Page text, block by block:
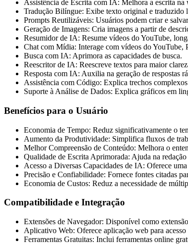
Assistência de Escrita com IA: Melhora a escrita na
Tradução Bilíngue: Exibe texto original e traduzido
Prompts Reutilizáveis: Usuários podem criar e
Geração de Imagens: Cria imagens a partir de
Resumidor de IA: Resume vídeos do YouTube,
Chat com Mídia: Interage com vídeos do YouTube,
Busca com IA: Aprimora as capacidades de busca.
Reescritor de IA: Reescreve textos para maior
Resposta com IA: Auxilia na geração de respostas
Assistência com Código: Explica trechos
Suporte à Análise de Dados: Explica gráficos em
Benefícios para o Usuário
Economia de Tempo: Reduz significativamente o
Aumento da Produtividade: Simplifica fluxos de
Melhor Compreensão de Conteúdo: Melhora o
Qualidade de Escrita Aprimorada: Ajuda na
Acesso a Diversas Capacidades de IA: Oferece
Precisão e Confiabilidade: Fornece fontes citadas
Economia de Custos: Reduz a necessidade de
Compatibilidade e Integração
Extensões de Navegador: Disponível como
Aplicativo Web: Oferece aplicação web para acesso
Ferramentas Gratuitas: Inclui ferramentas online